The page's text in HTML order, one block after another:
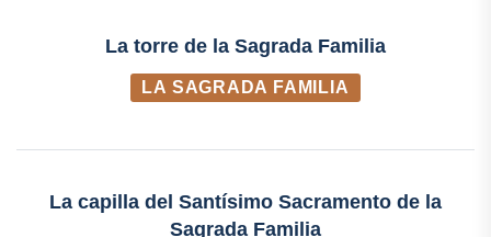
La torre de la Sagrada Familia
LA SAGRADA FAMILIA
La capilla del Santísimo Sacramento de la
Sagrada Familia